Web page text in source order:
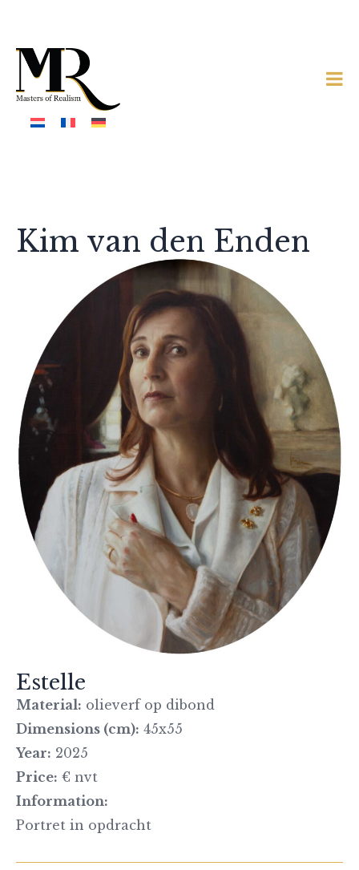
Kim van den Enden
Estelle
Material: olieverf op dibond
Dimensions (cm): 45x55
Year: 2025
Price: € nvt
Information:
Portret in opdracht